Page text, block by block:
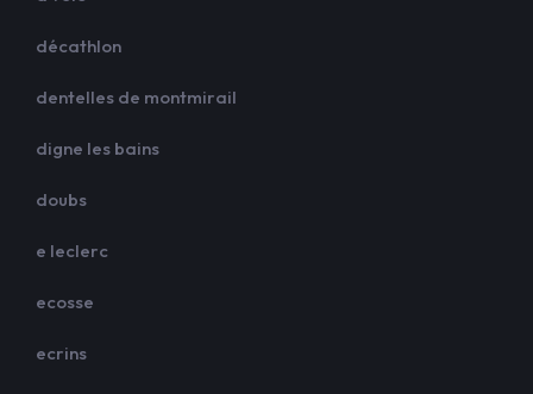
décathlon
dentelles de montmirail
digne les bains
doubs
e leclerc
ecosse
ecrins